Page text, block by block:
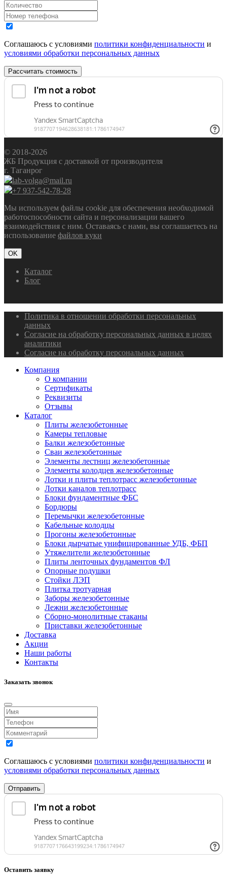
Соглашаюсь с условиями политики конфиденциальности и
условиями обработки персональных данных
Рассчитать стоимость
© 2018-2026
ЖБ Продукция с доставкой от производителя
г. Таганрог
lab-volga@mail.ru
+7 937-542-78-28
Мы используем файлы cookie для обеспечения необходимой
работоспособности сайта и персонализации вашего
взаимодействия с ним. Оставаясь с нами, вы соглашаетесь на
использование файлов куки
OK
Каталог
Блог
Политика в отношении обработки персональных
данных
Согласие на обработку персональных данных в целях
аналитики
Согласие на обработку персональных данных
Компания
О компании
Сертификаты
Реквизиты
Отзывы
Каталог
Плиты железобетонные
Камеры тепловые
Балки железобетонные
Сваи железобетонные
Элементы лестниц железобетонные
Элементы колодцев железобетонные
Лотки и плиты теплотрасс железобетонные
Лотки каналов теплотрасс
Блоки фундаментные ФБС
Бордюры
Перемычки железобетонные
Кабельные колодцы
Прогоны железобетонные
Блоки дырчатые унифицированные УДБ, ФБП
Утяжелители железобетонные
Плиты ленточных фундаментов ФЛ
Опорные подушки
Стойки ЛЭП
Плитка тротуарная
Заборы железобетонные
Лежни железобетонные
Сборно-монолитные стаканы
Приставки железобетонные
Доставка
Акции
Наши работы
Контакты
Заказать звонок
Соглашаюсь с условиями политики конфиденциальности и
условиями обработки персональных данных
Отправить
Оставить заявку